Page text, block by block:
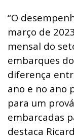
“O
março de
mensal do
embarques
diferença
ano e no ano
para um
embarcadas
destaca